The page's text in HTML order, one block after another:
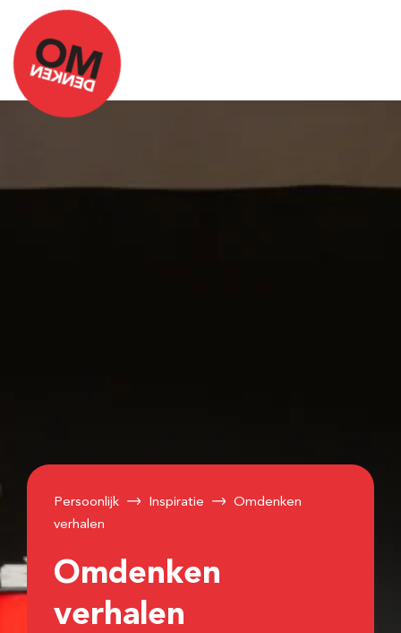
Persoonlijk Inspiratie
Omdenken
verhalen
Omdenken
verhalen